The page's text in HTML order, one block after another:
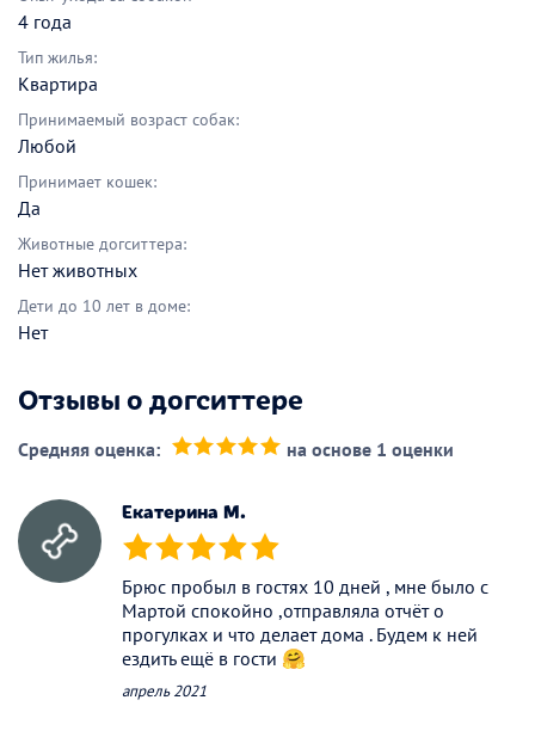
4 года
Тип жилья:
Квартира
Принимаемый возраст собак:
Любой
Принимает кошек:
Да
Животные догситтера:
Нет животных
Дети до 10 лет в доме:
Нет
Отзывы о догситтере
Средняя оценка: на основе 1 оценки
Екатерина М.
(*) (*) (*) (*) (*)
Брюс пробыл в гостях 10 дней , мне было с
Мартой спокойно ,отправляла отчёт о
прогулках и что делает дома . Будем к ней
ездить ещё в гости 🤗
апрель 2021